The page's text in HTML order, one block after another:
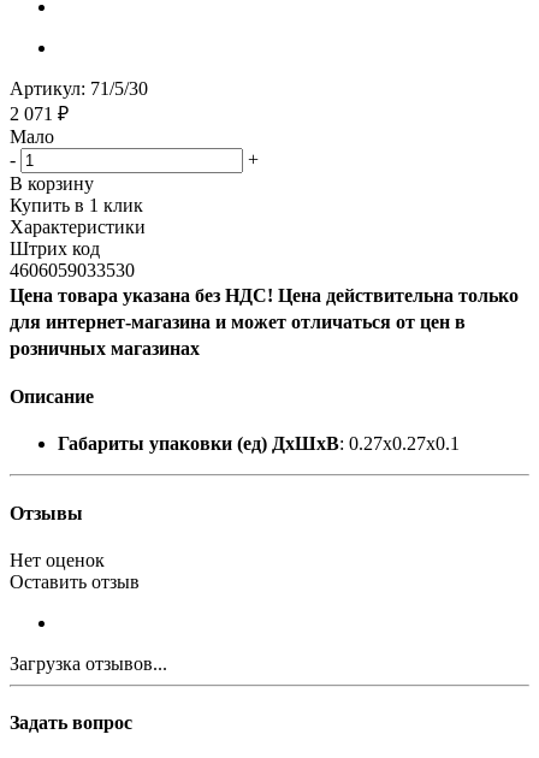
Артикул: 71/5/30
2 071 ₽
Мало
-
+
В корзину
Купить в 1 клик
Характеристики
Штрих код
4606059033530
Цена товара указана без НДС! Цена действительна только
для интернет-магазина и может отличаться от цен в
розничных магазинах
Описание
Габариты упаковки (ед) ДхШхВ: 0.27x0.27x0.1
Отзывы
Нет оценок
Оставить отзыв
Загрузка отзывов...
Задать вопрос